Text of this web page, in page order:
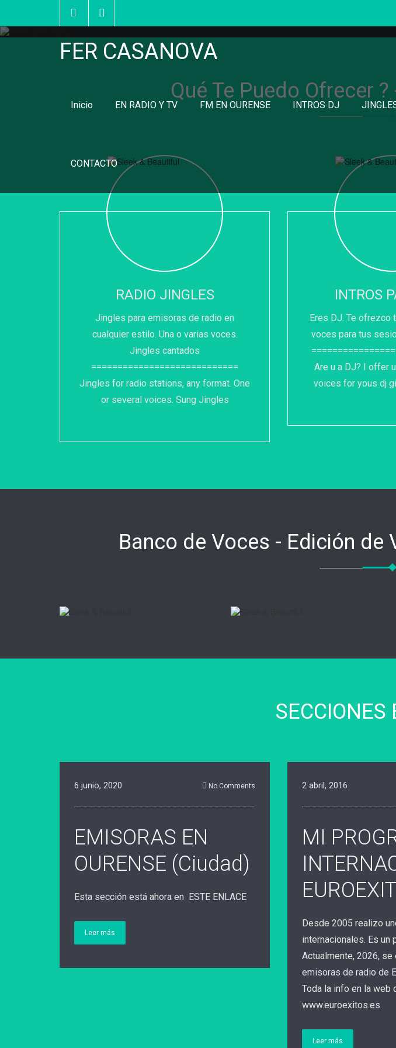
FER CASANOVA
Inicio EN RADIO Y TV FM EN OURENSE INTROS DJ
CONTACTO
Qué Te Puedo Ofrecer
RADIO JINGLES
Jingles para emisoras de radio en
cualquier estilo. Una o varias voces.
Jingles cantados
============================
Jingles for radio stations, any format. One
or several voices. Sung Jingles
INTROS
Eres DJ. Te ofrezco
voces para tus
Are u a DJ? I offer
voices for yous dj
Banco de Voces - Edición de
SECCIONES
6 junio, 2020 No Comments
EMISORAS EN
OURENSE (Ciudad)
Esta sección está ahora en ESTE ENLACE
Leer más
2 abril, 2016
MI
Desde 2005 realizo
internacionales. Es un
Actualmente, 2026, se
emisoras de radio de
Toda la info en la web
www.euroexitos.es
Leer más